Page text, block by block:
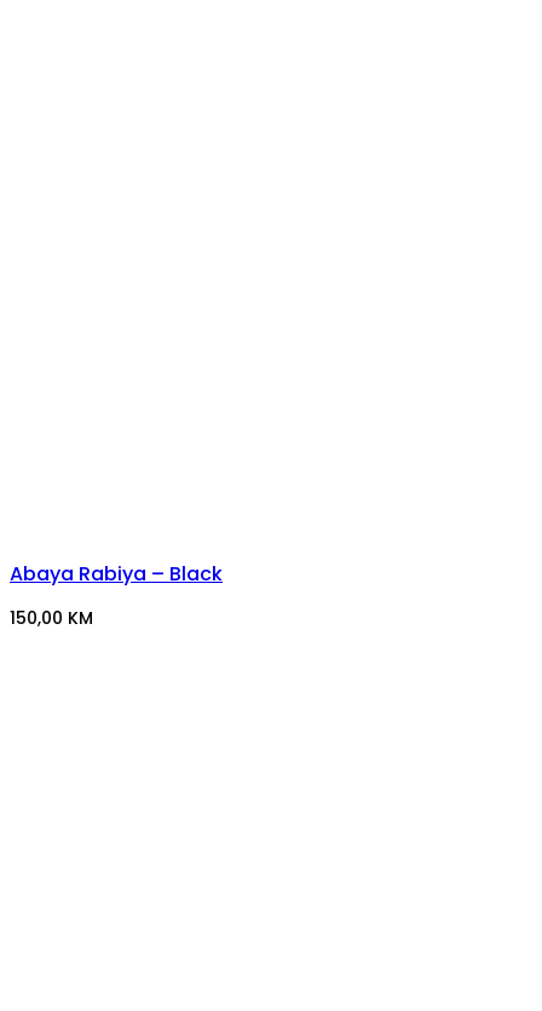
Abaya Rabiya – Black
150,00 KM